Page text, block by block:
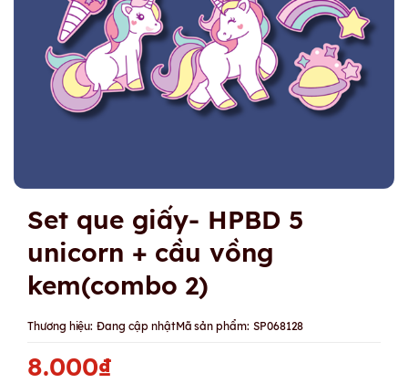
Set que giấy- HPBD 5
unicorn + cầu vồng
kem(combo 2)
Thương hiệu: Đang cập nhậtMã sản phẩm: SP068128
8.000₫